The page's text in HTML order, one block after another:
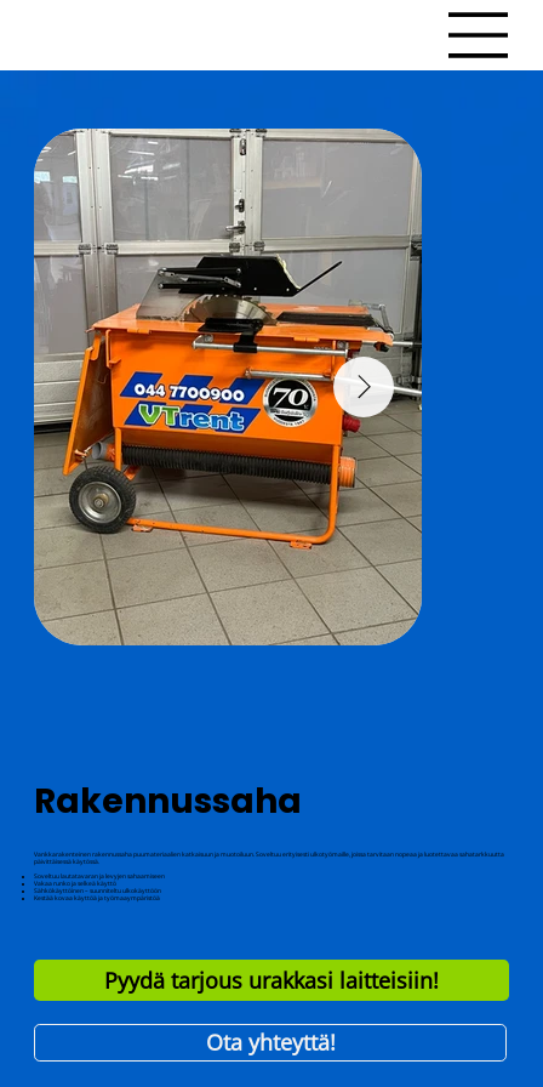
Rakennussaha
Vankkarakenteinen rakennussaha puumateriaalien katkaisuun ja muotoiluun. Soveltuu erityisesti ulkotyömaille, joissa tarvitaan nopeaa ja luotettavaa sahatarkkuutta
päivittäisessä käytössä.
Soveltuu lautatavaran ja levyjen sahaamiseen
Vakaa runko ja selkeä käyttö
Sähkökäyttöinen – suunniteltu ulkokäyttöön
Kestää kovaa käyttöä ja työmaaympäristöä
Pyydä tarjous urakkasi laitteisiin!
Ota yhteyttä!